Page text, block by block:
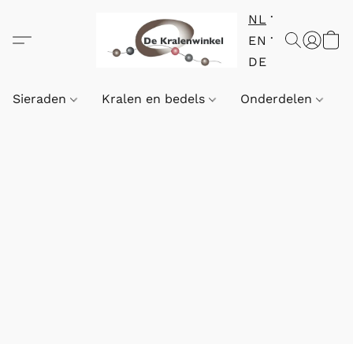
NL
EN
DE
Sieraden Kralen en bedels Onderdelen